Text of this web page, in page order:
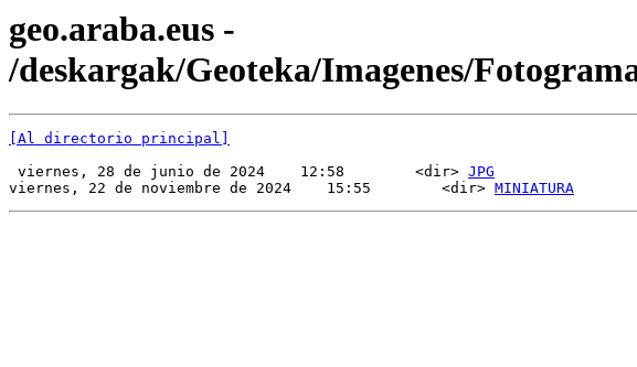
geo.araba.eus -
/deskargak/Geoteka/Imagenes/
[Al directorio principal]
viernes, 28 de junio de 2024    12:58        <dir> JPG
viernes, 22 de noviembre de 2024    15:55        <dir> MINIATURA